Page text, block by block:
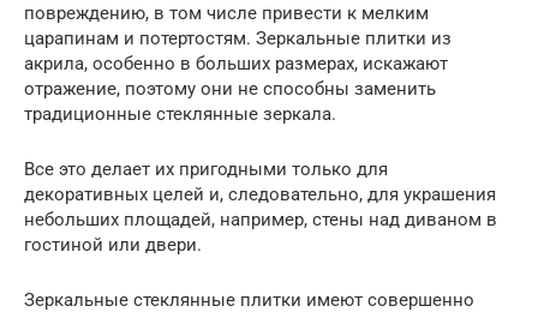
повреждению, в том числе привести к мелким
царапинам и потертостям. Зеркальные плитки из
акрила, особенно в больших размерах, искажают
отражение, поэтому они не способны заменить
традиционные стеклянные зеркала.
Все это делает их пригодными только для
декоративных целей и, следовательно, для украшения
небольших площадей, например, стены над диваном в
гостиной или двери.
Зеркальные стеклянные плитки имеют совершенно